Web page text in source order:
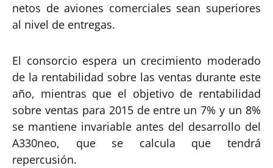
netos de aviones comerciales sean superiores
al nivel de entregas.
El consorcio espera un crecimiento moderado
de la rentabilidad sobre las ventas durante este
año, mientras que el objetivo de rentabilidad
sobre ventas para 2015 de entre un 7% y un 8%
se mantiene invariable antes del desarrollo del
A330neo, que se calcula que tendrá
repercusión.